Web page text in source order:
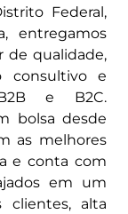
Federal,
entregamos
de qualidade,
consultivo e
e B2C.
bolsa desde
as melhores
e conta com
em um
clientes, alta